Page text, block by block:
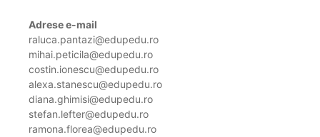
Adrese e-mail
raluca.pantazi@edupedu.ro
mihai.peticila@edupedu.ro
costin.ionescu@edupedu.ro
alexa.stanescu@edupedu.ro
diana.ghimisi@edupedu.ro
stefan.lefter@edupedu.ro
ramona.florea@edupedu.ro